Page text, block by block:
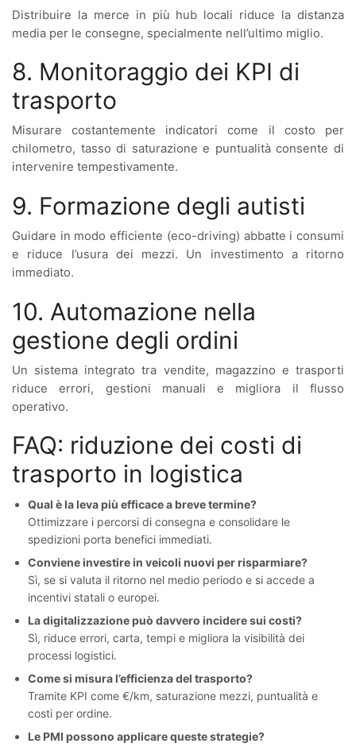
Distribuire la merce in più hub locali riduce la distanza
media per le consegne, specialmente nell’ultimo miglio.
8. Monitoraggio dei KPI di
trasporto
Misurare costantemente indicatori come il costo per
chilometro, tasso di saturazione e puntualità consente di
intervenire tempestivamente.
9. Formazione degli autisti
Guidare in modo efficiente (eco-driving) abbatte i consumi
e riduce l’usura dei mezzi. Un investimento a ritorno
immediato.
10. Automazione nella
gestione degli ordini
Un sistema integrato tra vendite, magazzino e trasporti
riduce errori, gestioni manuali e migliora il flusso
operativo.
FAQ: riduzione dei costi di
trasporto in logistica
Qual è la leva più efficace a breve termine?
Ottimizzare i percorsi di consegna e consolidare le
spedizioni porta benefici immediati.
Conviene investire in veicoli nuovi per risparmiare?
Sì, se si valuta il ritorno nel medio periodo e si accede a
incentivi statali o europei.
La digitalizzazione può davvero incidere sui costi?
Sì, riduce errori, carta, tempi e migliora la visibilità dei
processi logistici.
Come si misura l’efficienza del trasporto?
Tramite KPI come €/km, saturazione mezzi, puntualità e
costi per ordine.
Le PMI possono applicare queste strategie?